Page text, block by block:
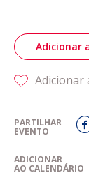
Adicionar
Adicionar
PARTILHAR
EVENTO
ADICIONAR
AO CALENDÁRIO